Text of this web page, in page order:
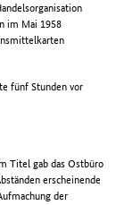
im Mai 1958
fünf Stunden vor
Titel gab das Ostbüro
erscheinende
der